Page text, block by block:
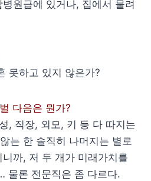
원급에 있거나, 집에서 물려
못하고 있지 않은가?
다음은 뭔가?
, 직장, 외모, 키 등 다 따지는
는 한 솔직히 나머지는 별로
까, 저 두 개가 미래가치를
물론 전문직은 좀 다르다.